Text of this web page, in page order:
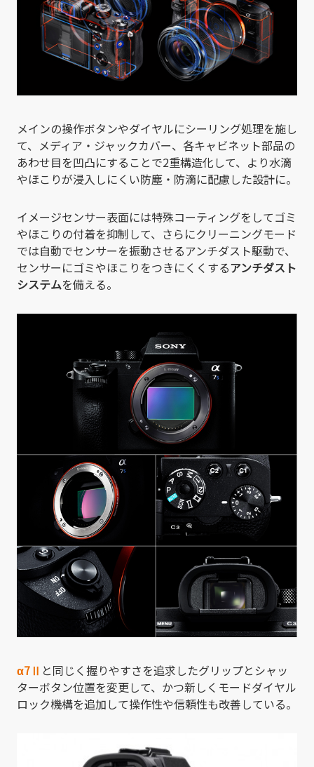
メインの操作ボタンやダイヤルにシーリング処理を施し
て、メディア・ジャックカバー、各キャビネット部品の
あわせ目を凹凸にすることで2重構造化して、より水滴
やほこりが浸入しにくい防塵・防滴に配慮した設計に。
イメージセンサー表面には特殊コーティングをしてゴミ
やほこりの付着を抑制して、さらにクリーニングモード
では自動でセンサーを振動させるアンチダスト駆動で、
センサーにゴミやほこりをつきにくくするアンチダスト
システムを備える。
α7Ⅱ と同じく握りやすさを追求したグリップとシャッ
ターボタン位置を変更して、かつ新しくモードダイヤル
ロック機構を追加して操作性や信頼性も改善している。